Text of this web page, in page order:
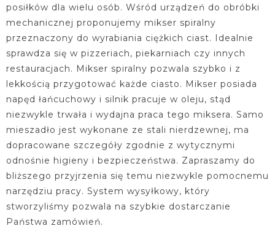
posiłków dla wielu osób. Wśród urządzeń do obróbki
mechanicznej proponujemy mikser spiralny
przeznaczony do wyrabiania ciężkich ciast. Idealnie
sprawdza się w pizzeriach, piekarniach czy innych
restauracjach. Mikser spiralny pozwala szybko i z
lekkością przygotować każde ciasto. Mikser posiada
napęd łańcuchowy i silnik pracuje w oleju, stąd
niezwykle trwała i wydajna praca tego miksera. Samo
mieszadło jest wykonane ze stali nierdzewnej, ma
dopracowane szczegóły zgodnie z wytycznymi
odnośnie higieny i bezpieczeństwa. Zapraszamy do
bliższego przyjrzenia się temu niezwykle pomocnemu
narzędziu pracy. System wysyłkowy, który
stworzyliśmy pozwala na szybkie dostarczanie
Państwa zamówień.